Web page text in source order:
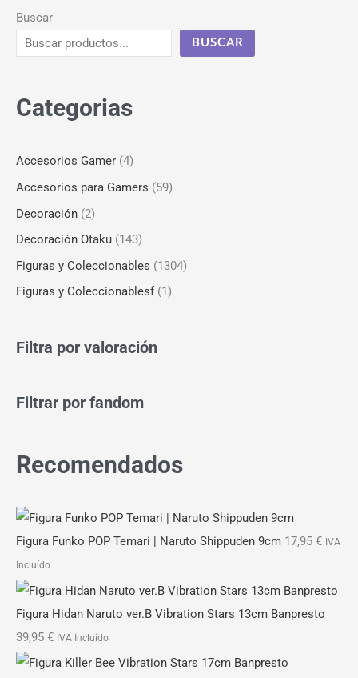
Buscar
BUSCAR
Categorias
Accesorios Gamer (4)
Accesorios para Gamers (59)
Decoración (2)
Decoración Otaku (143)
Figuras y Coleccionables (1304)
Figuras y Coleccionablesf (1)
Filtra por valoración
Filtrar por fandom
Recomendados
Figura Funko POP Temari | Naruto Shippuden 9cm 17,95 € IVA
Incluído
Figura Hidan Naruto ver.B Vibration Stars 13cm Banpresto
39,95 € IVA Incluído